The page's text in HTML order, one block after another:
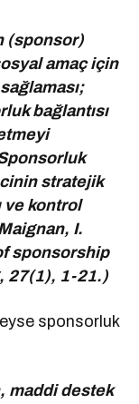
(sponsor)
amaç için
bağlantısı
stratejik
ve kontrol
I.
sponsorship
27(1), 1-21.)
sponsorluk
maddi destek